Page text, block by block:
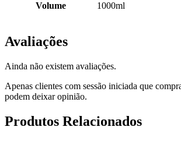
Volume 1000ml
Avaliações
Ainda não existem avaliações.
Apenas clientes com sessão iniciada que
podem deixar opinião.
Produtos Relacionados